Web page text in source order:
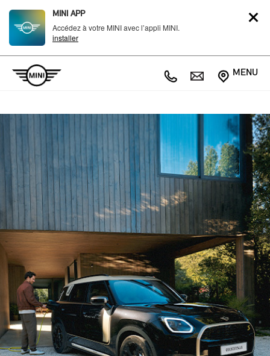
MINI APP
Accédez à votre MINI avec l’appli MINI.
installer
MENU